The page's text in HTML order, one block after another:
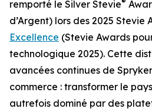
remporté le Silver Stevie
d’Argent) lors des 2025 Stevie
Excellence (Stevie Awards
technologique 2025). Cette
avancées continues de
commerce : transformer le
autrefois dominé par des